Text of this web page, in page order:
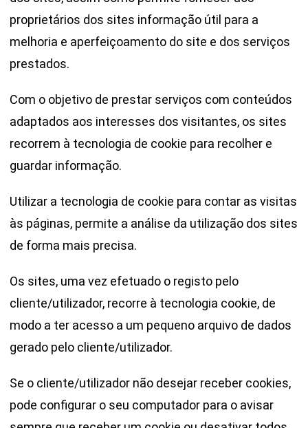
proprietários dos sites informação útil para a
melhoria e aperfeiçoamento do site e dos serviços
prestados.
Com o objetivo de prestar serviços com conteúdos
adaptados aos interesses dos visitantes, os sites
recorrem à tecnologia de cookie para recolher e
guardar informação.
Utilizar a tecnologia de cookie para contar as visitas
às páginas, permite a análise da utilização dos sites
de forma mais precisa.
Os sites, uma vez efetuado o registo pelo
cliente/utilizador, recorre à tecnologia cookie, de
modo a ter acesso a um pequeno arquivo de dados
gerado pelo cliente/utilizador.
Se o cliente/utilizador não desejar receber cookies,
pode configurar o seu computador para o avisar